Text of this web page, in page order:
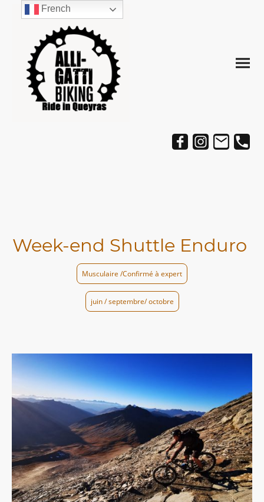
Week-end Shuttle Enduro
Musculaire /Confirmé à expert
juin / septembre/ octobre
French